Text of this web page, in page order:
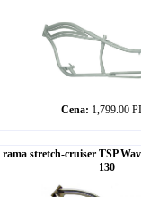
Cena: 1,799.00
rama stretch-cruiser TSP
130